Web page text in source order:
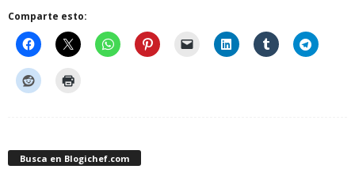
Comparte esto:
Busca en Blogichef.com